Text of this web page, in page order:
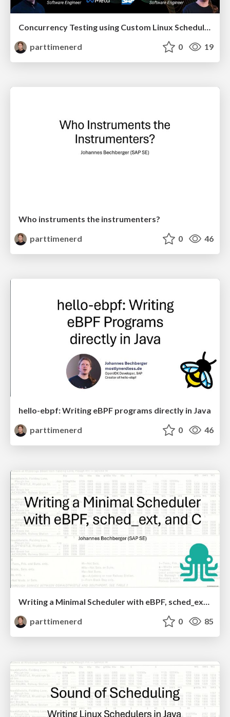
Concurrency Testing using Custom Linux Schedulers (p99conf)
parttimenerd
0 19
Who instruments the instrumenters?
parttimenerd
0 46
hello-ebpf: Writing eBPF programs directly in Java
parttimenerd
0 46
Writing a Minimal Scheduler with eBPF, sched_ext, and C
parttimenerd
0 85